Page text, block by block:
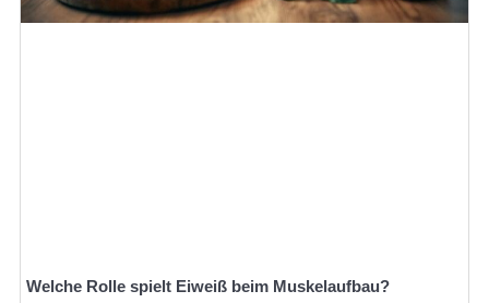
Welche Rolle spielt Eiweiß beim Muskelaufbau?